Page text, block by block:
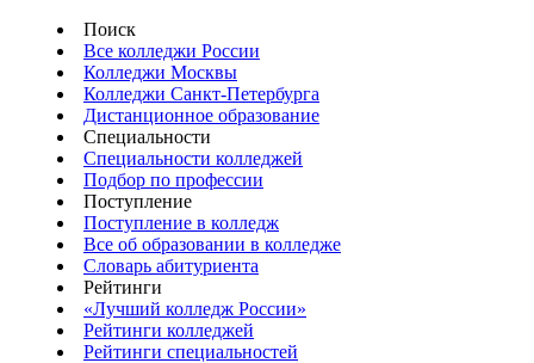
Поиск
Все колледжи России
Колледжи Москвы
Колледжи Санкт-Петербурга
Дистанционное образование
Специальности
Специальности колледжей
Подбор по профессии
Поступление
Поступление в колледж
Все об образовании в колледже
Словарь абитуриента
Рейтинги
«Лучший колледж России»
Рейтинги колледжей
Рейтинги специальностей